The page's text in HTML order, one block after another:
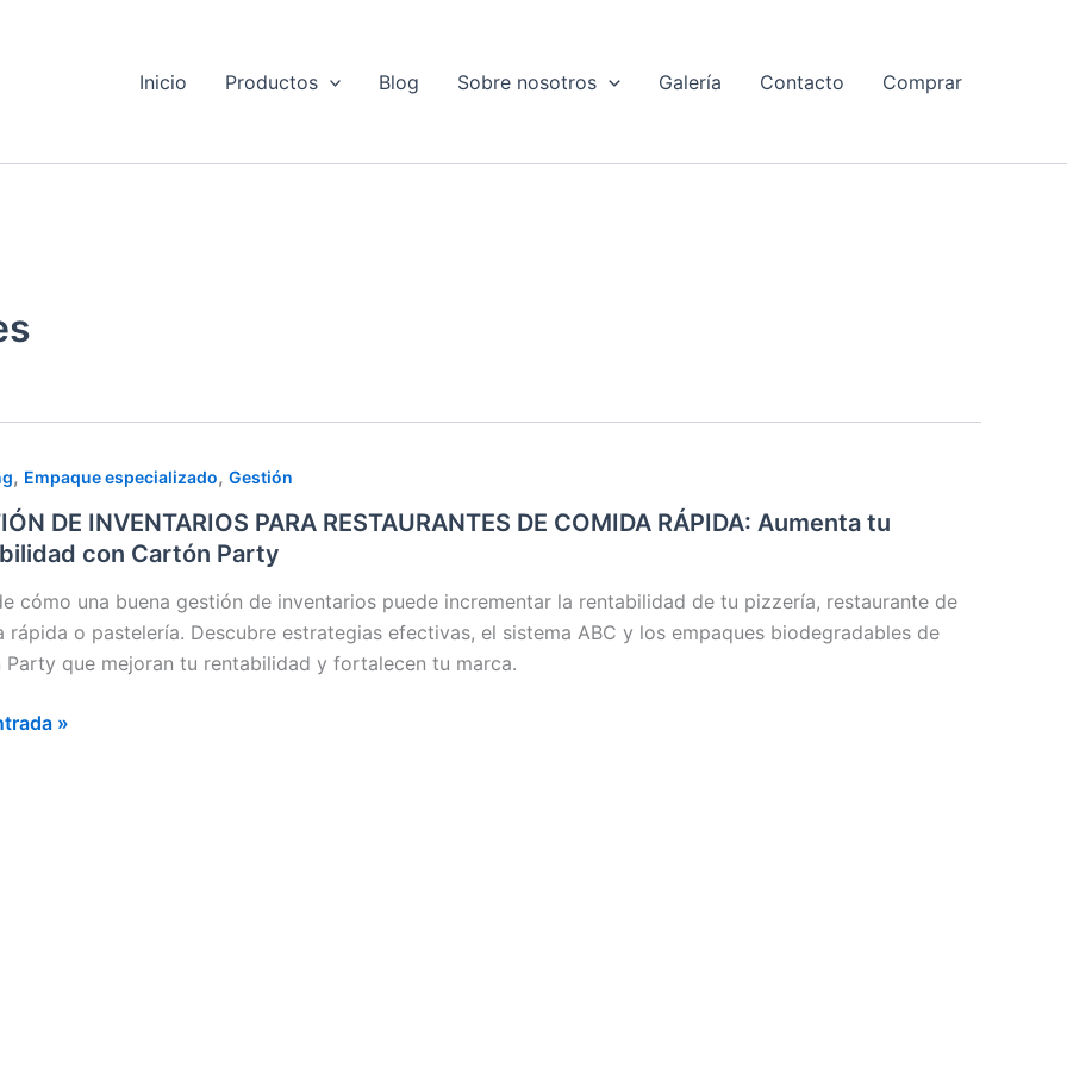
Inicio Productos Blog Sobre nosotros Galería Contacto Comprar
, Empaque especializado, Gestión
DE INVENTARIOS PARA RESTAURANTES DE COMIDA RÁPIDA: Aumenta tu
con Cartón Party
cómo una buena gestión de inventarios puede incrementar la rentabilidad de tu pizzería, restaurante de
rápida o pastelería. Descubre estrategias efectivas, el sistema ABC y los empaques biodegradables de
Party que mejoran tu rentabilidad y fortalecen tu marca.
»